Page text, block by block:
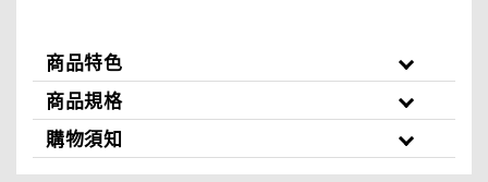
商品特色
商品規格
購物須知